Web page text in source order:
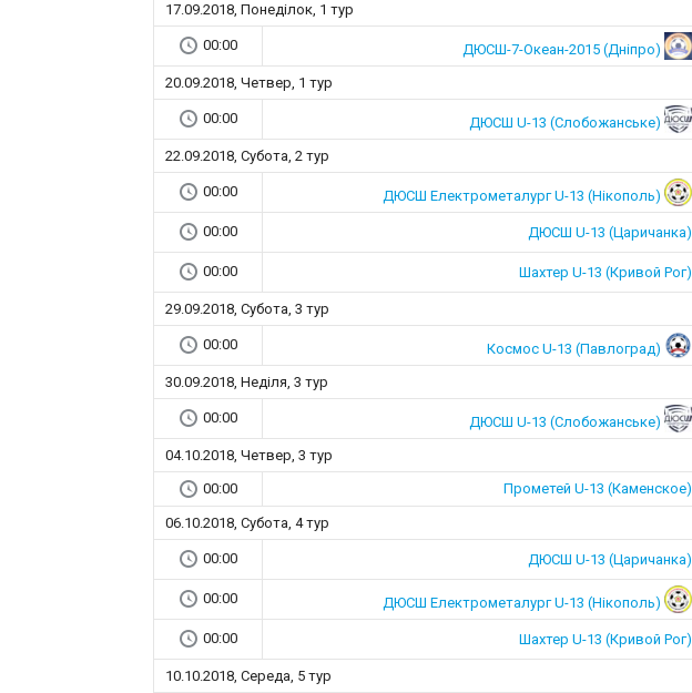
17.09.2018, Понеділок, 1 тур
00:00 ДЮСШ-7-Океан-2015 (Дніпро)
20.09.2018, Четвер, 1 тур
00:00 ДЮСШ U-13 (Слобожанське)
22.09.2018, Субота, 2 тур
00:00 ДЮСШ Електрометалург U-13 (Нікополь)
00:00 ДЮСШ U-13 (Царичанка)
00:00 Шахтер U-13 (Кривой Рог)
29.09.2018, Субота, 3 тур
00:00 Космос U-13 (Павлоград)
30.09.2018, Неділя, 3 тур
00:00 ДЮСШ U-13 (Слобожанське)
04.10.2018, Четвер, 3 тур
00:00
Прометей U-13 (Каменское)
06.10.2018, Субота, 4 тур
00:00 ДЮСШ U-13 (Царичанка)
00:00 ДЮСШ Електрометалург U-13 (Нікополь)
00:00 Шахтер U-13 (Кривой Рог)
10.10.2018, Середа, 5 тур